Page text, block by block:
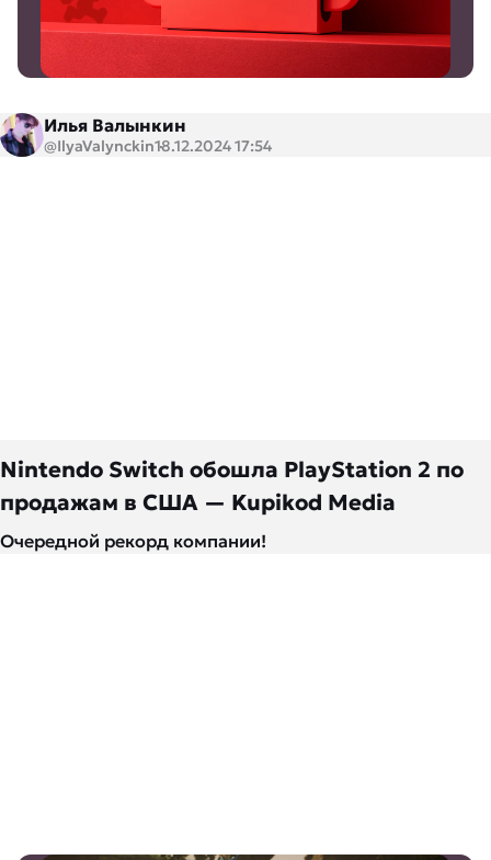
Nintendo Switch обошла PlayStation 2 по
продажам в США — Kupikod Media
Очередной рекорд компании!
Илья Валынкин
@IlyaValynckin18.12.2024 17:54